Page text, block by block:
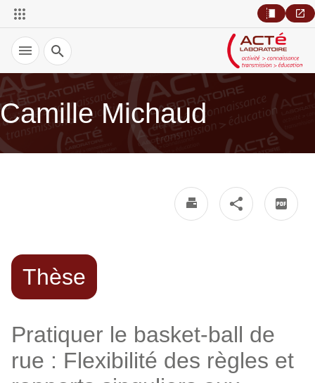
Recherche
Camille Michaud
Thèse
Pratiquer le basket-ball de
rue : Flexibilité des règles et